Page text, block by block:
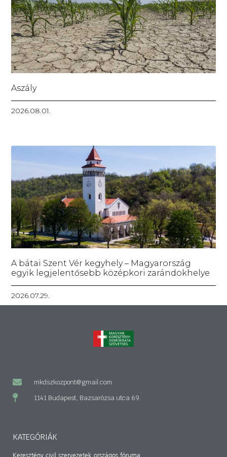
Aszály
2026.08.01.
A bátai Szent Vér kegyhely – Magyarország
egyik legjelentősebb középkori zarándokhelye
2026.07.29.
mkdszkozpont@gmail.com
1141 Budapest, Bazsarózsa utca 69.
KATEGÓRIÁK
Keresztény civil szervezetek országos fóruma